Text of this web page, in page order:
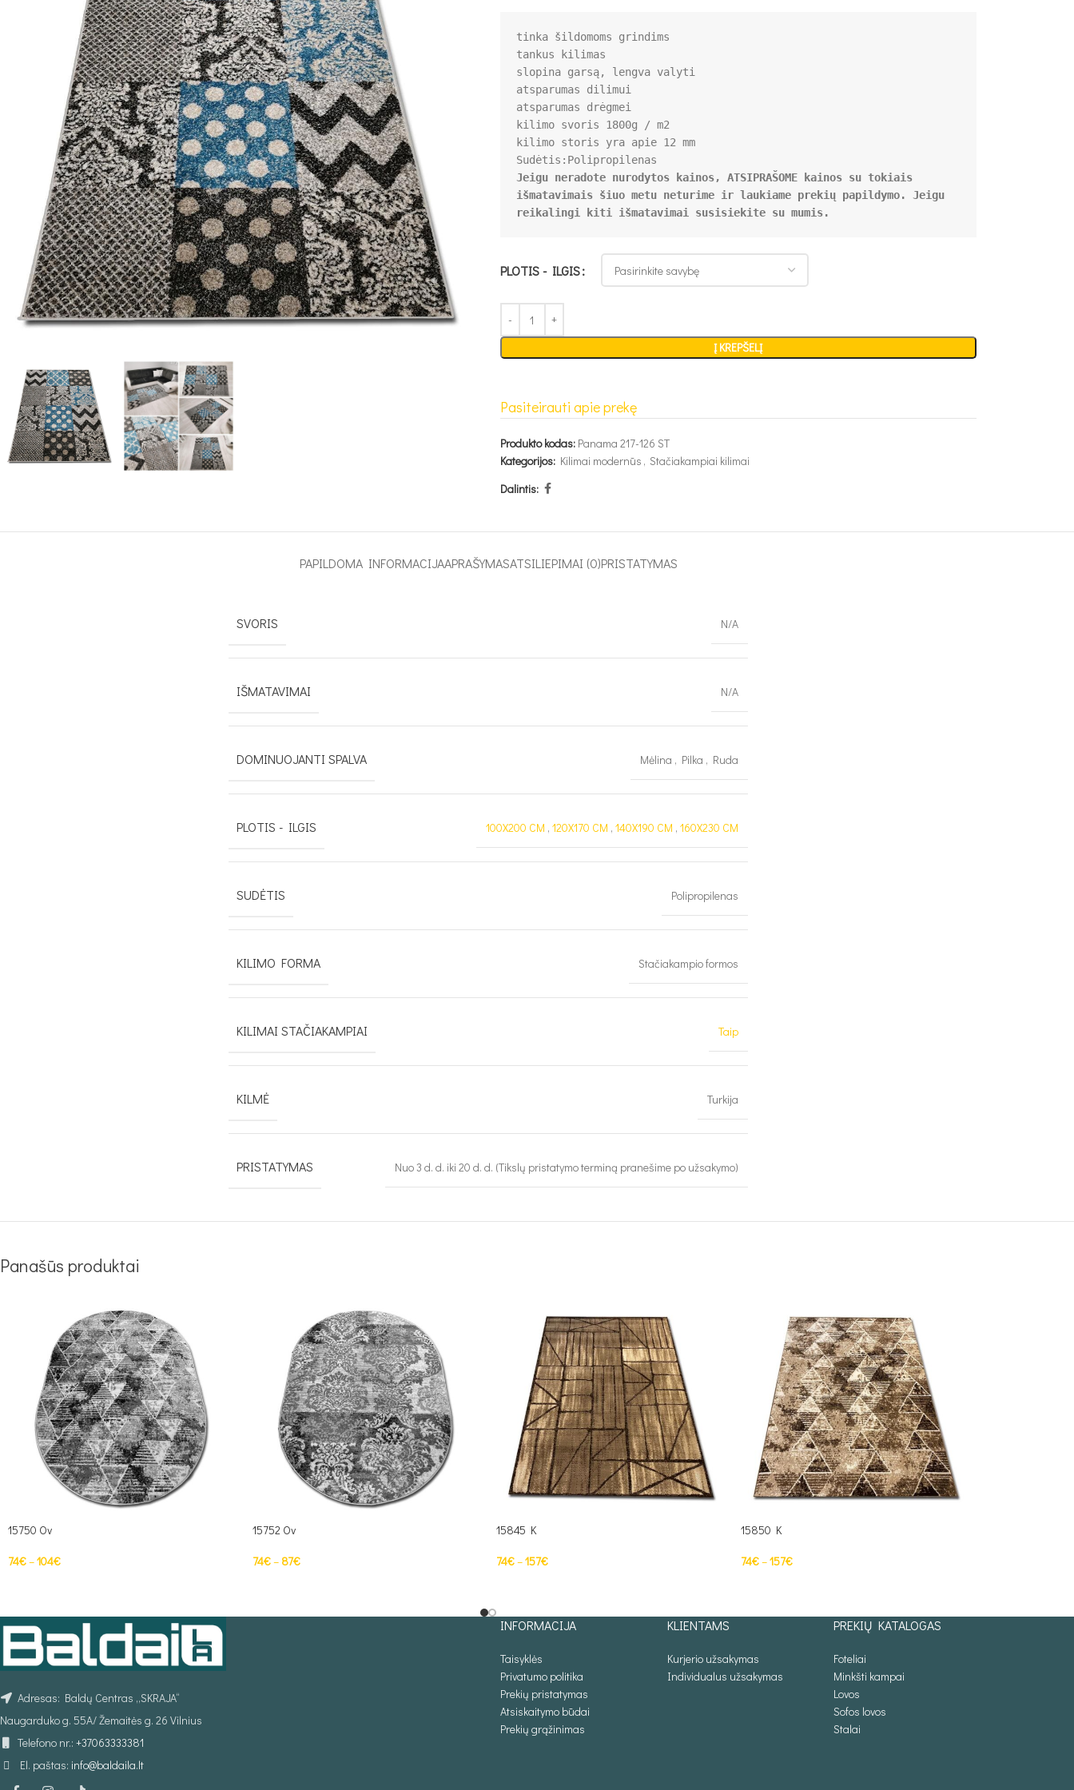
tinka šildomoms grindims
tankus kilimas
slopina garsą, lengva valyti
atsparumas dilimui
atsparumas drėgmei
kilimo svoris 1800g / m2
kilimo storis yra apie 12 mm
Jeigu neradote nurodytos kainos, ATSIPRAŠOME kainos su tokiais
išmatavimais šiuo metu neturime ir laukiame prekių papildymo. Jeigu
reikalingi kiti išmatavimai susisiekite su mumis.
PLOTIS - ILGIS
Į KREPŠELĮ
Pasiteirauti apie prekę
Produkto kodas: Panama 217-126 ST
Kategorijos: Kilimai modernūs , Stačiakampiai kilimai
Dalintis:
PAPILDOMA INFORMACIJAAPRAŠYMASATSILIEPIMAI (0)PRISTATYMAS
SVORIS N/A
IŠMATAVIMAI N/A
DOMINUOJANTI SPALVA Mėlina , Pilka , Ruda
PLOTIS - ILGIS 100X200 CM , 120X170 CM , 140X190 CM , 160X230 CM
SUDĖTIS Polipropilenas
KILIMO FORMA Stačiakampio formos
KILIMAI STAČIAKAMPIAI Taip
KILMĖ Turkija
PRISTATYMAS Nuo 3 d. d. iki 20 d. d. (Tikslų pristatymo terminą pranešime po užsakymo)
Panašūs produktai
15750 Ov
74€–104€
15752 Ov
74€– 87€
15845 K
74€–157€
15850 K
74€–157€
Adresas: Baldų Centras „SKRAJA“
Naugarduko g. 55A/ Žemaitės g. 26 Vilnius
Telefono nr.: +37063333381
El. paštas: info@baldaila.lt
INFORMACIJA
Taisyklės
Privatumo politika
Prekių pristatymas
Atsiskaitymo būdai
Prekių grąžinimas
KLIENTAMS
Kurjerio užsakymas
Individualus užsakymas
PREKIŲ KATALOGAS
Foteliai
Minkšti kampai
Lovos
Sofos lovos
Stalai